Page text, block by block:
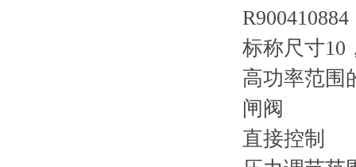
R900410884
标称尺寸
高功率范围
闸阀
直接控制